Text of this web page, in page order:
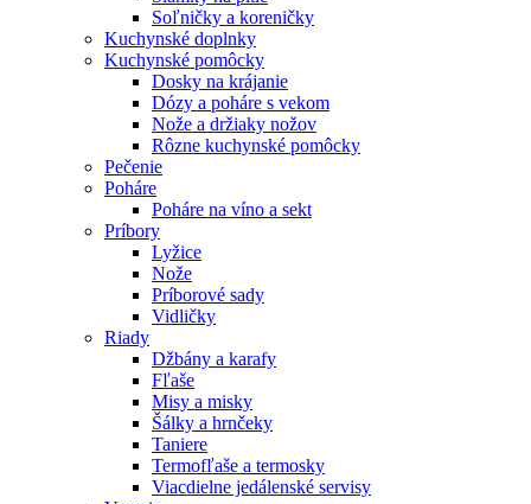
Soľničky a koreničky
Kuchynské doplnky
Kuchynské pomôcky
Dosky na krájanie
Dózy a poháre s vekom
Nože a držiaky nožov
Rôzne kuchynské pomôcky
Pečenie
Poháre
Poháre na víno a sekt
Príbory
Lyžice
Nože
Príborové sady
Vidličky
Riady
Džbány a karafy
Fľaše
Misy a misky
Šálky a hrnčeky
Taniere
Termofľaše a termosky
Viacdielne jedálenské servisy